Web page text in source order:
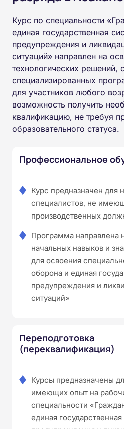
Курс по специальности
единая государственная
предупреждения и
ситуаций» направлен на
технологических решений,
специализированных
для участников любого
возможность получить
квалификацию, не требуя
образовательного статуса.
Профессиональное
Курс предназначен для
специалистов, не
производственных
Программа направлена
начальных навыков и
для освоения
оборона и единая
предупреждения и
ситуаций»
Переподготовка
(переквалификация)
Курсы предназначены
имеющих опыт на
специальности
единая